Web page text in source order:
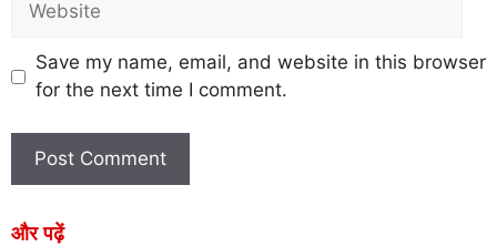
Save my name, email, and website in this browser
for the next time I comment.
और पढ़ें